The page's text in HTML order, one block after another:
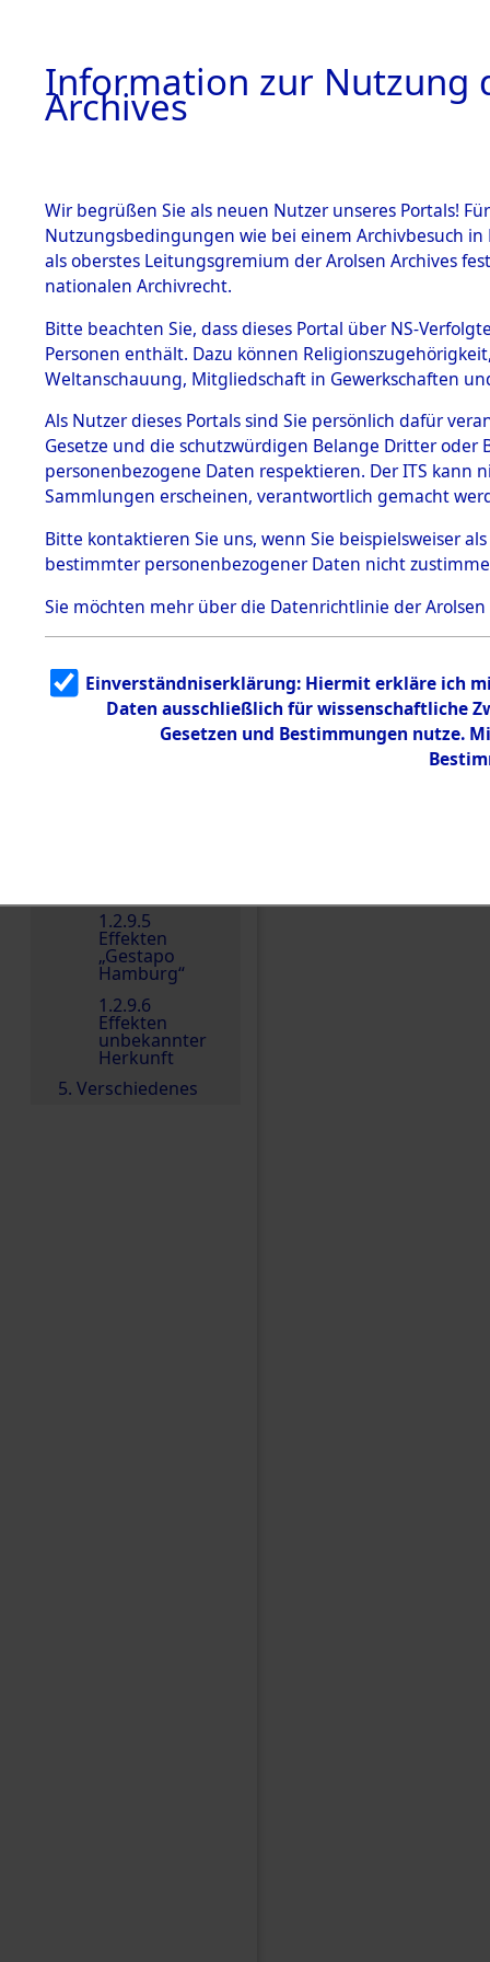
BESTÄNDE
1.
Inhaftierungsdoku
mente
1.2.9 Beim ITS
Effekten
1.2.9.1
Effekten aus
dem KZ
Dachau
1.2.9.2
Effekten aus
dem KZ
Bayerisches
1.2.9.3
Effekten aus
dem KZ
Neuengamm
1.2.9.5
Effekten
„Gestapo
Hamburg“
1.2.9.6
Effekten
unbekannter
Herkunft
5. Verschiedenes
0002
Einen Kommentar
Information zur Nutzung
Archives
Wir begrüßen Sie als neuen Nutzer unseres Portals!
Nutzungsbedingungen wie bei einem Archivbesuch
als oberstes Leitungsgremium der Arolsen Archives
nationalen Archivrecht.
Bitte beachten Sie, dass dieses Portal über NS-
Personen enthält. Dazu können
Weltanschauung, Mitgliedschaft in Gewerkschaften
Als Nutzer dieses Portals sind Sie persönlich dafür
Gesetze und die schutzwürdigen Belange Dritter
personenbezogene Daten respektieren. Der ITS
Sammlungen erscheinen, verantwortlich gemacht
Bitte kontaktieren Sie uns, wenn Sie beispielsweiser
bestimmter personenbezogener Daten nicht
Sie möchten mehr über die Datenrichtlinie der Arolsen
Einverständniserklärung: Hiermit erkläre ich
Daten ausschließlich für wissenschaftliche
Gesetzen und Bestimmungen nutze.